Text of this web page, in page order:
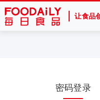
让食品
密码登录